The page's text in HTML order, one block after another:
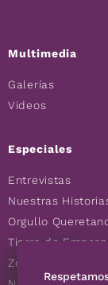
Multimedia
Galerías
Videos
Especiales
Entrevistas
Nuestras
Orgullo
Tierra de
Zoociales